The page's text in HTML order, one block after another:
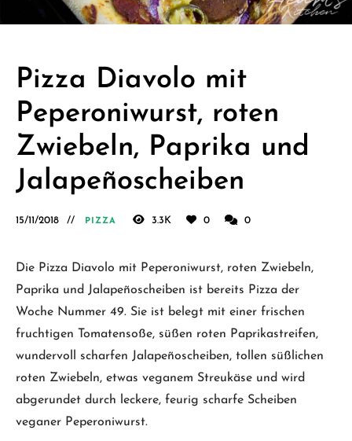
Schäfer.
einfache
vegane
Rezepte
für jeden
Tag
Pizza Diavolo mit
Peperoniwurst, roten
Zwiebeln, Paprika und
Jalapeñoscheiben
15/11/2018 PIZZA 3.3K 0 0
Die Pizza Diavolo mit Peperoniwurst, roten Zwiebeln,
Paprika und Jalapeñoscheiben ist bereits Pizza der
Woche Nummer 49. Sie ist belegt mit einer frischen
fruchtigen Tomatensoße, süßen roten Paprikastreifen,
wundervoll scharfen Jalapeñoscheiben, tollen süßlichen
roten Zwiebeln, etwas veganem Streukäse und wird
abgerundet durch leckere, feurig scharfe Scheiben
veganer Peperoniwurst.